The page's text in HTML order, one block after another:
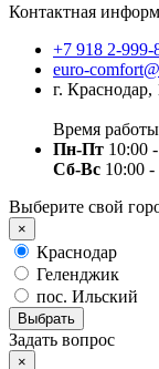
Контактная
+7 918 2-999-
euro-
г. Краснодар,
Время
Пн-Пт 10:00
Сб-Вс 10:00 -
Выберите свой
×
Краснодар
Геленджик
пос. Ильский
Выбрать
Задать вопрос
×